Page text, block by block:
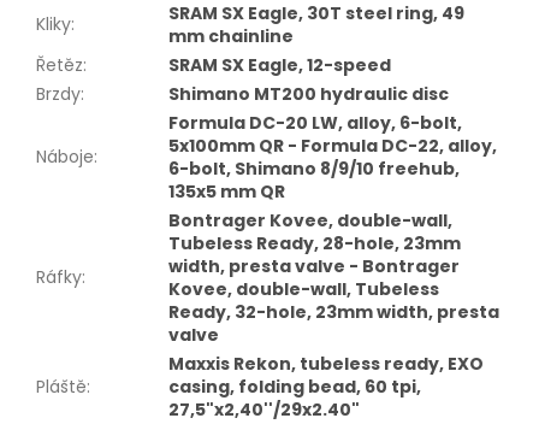
Kliky:
SRAM SX Eagle, 30T steel ring, 49
mm chainline
Řetěz:
SRAM SX Eagle, 12-speed
Brzdy: Shimano MT200 hydraulic disc
Náboje:
Formula DC-20 LW, alloy, 6-bolt,
5x100mm QR - Formula DC-22, alloy,
6-bolt, Shimano 8/9/10 freehub,
135x5 mm QR
Ráfky:
Bontrager Kovee, double-wall,
Tubeless Ready, 28-hole, 23mm
width, presta valve - Bontrager
Kovee, double-wall, Tubeless
Ready, 32-hole, 23mm width, presta
valve
Pláště:
Maxxis Rekon, tubeless ready, EXO
casing, folding bead, 60 tpi,
27,5"x2,40''/29x2.40"